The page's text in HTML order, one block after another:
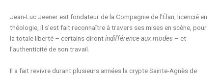
Jean-Luc Jeener est fondateur de la Compagnie de l’Élan, licencié en
théologie, il s’est fait reconnaître à travers ses mises en scène, pour
la totale liberté – certains dirontindifférence aux modes – et
l’authenticité de son travail.
Il a fait revivre durant plusieurs années la crypte Sainte-Agnès de